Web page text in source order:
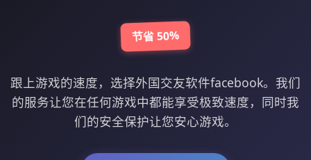
节省 50%
跟上游戏的速度，选择外国交友软件facebook。我们
的服务让您在任何游戏中都能享受极致速度，同时我
们的安全保护让您安心游戏。